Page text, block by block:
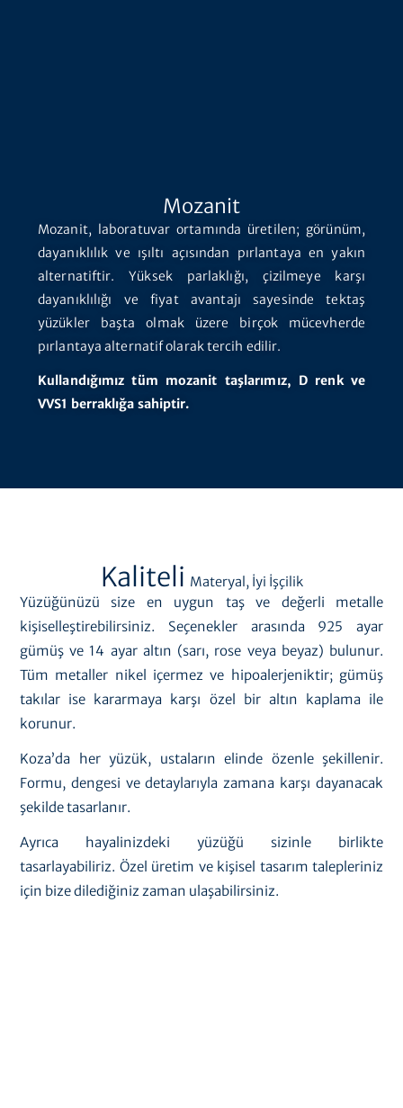
Mozanit
Mozanit, laboratuvar ortamında üretilen; görünüm,
dayanıklılık ve ışıltı açısından pırlantaya en yakın
alternatiftir. Yüksek parlaklığı, çizilmeye karşı
dayanıklılığı ve fiyat avantajı sayesinde tektaş
yüzükler başta olmak üzere birçok mücevherde
pırlantaya alternatif olarak tercih edilir.
Kullandığımız tüm mozanit taşlarımız, D renk ve
VVS1 berraklığa sahiptir.
Kaliteli Materyal, İyi İşçilik
Yüzüğünüzü size en uygun taş ve değerli metalle
kişiselleştirebilirsiniz. Seçenekler arasında 925 ayar
gümüş ve 14 ayar altın (sarı, rose veya beyaz) bulunur.
Tüm metaller nikel içermez ve hipoalerjeniktir; gümüş
takılar ise kararmaya karşı özel bir altın kaplama ile
korunur.
Koza’da her yüzük, ustaların elinde özenle şekillenir.
Formu, dengesi ve detaylarıyla zamana karşı dayanacak
şekilde tasarlanır.
Ayrıca hayalinizdeki yüzüğü sizinle birlikte
tasarlayabiliriz. Özel üretim ve kişisel tasarım talepleriniz
için bize dilediğiniz zaman ulaşabilirsiniz.